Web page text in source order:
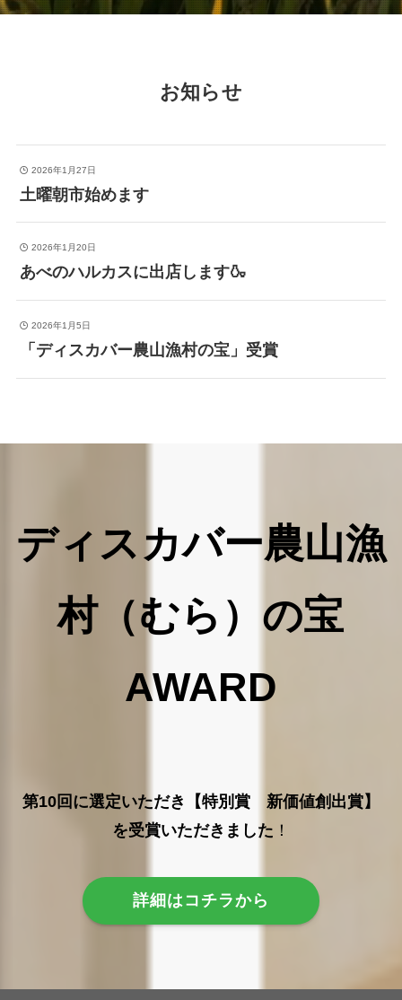
お知らせ
2026年1月27日
土曜朝市始めます
2026年1月20日
あべのハルカスに出店します🍶
2026年1月5日
「ディスカバー農山漁村の宝」受賞
ディスカバー農山漁
村（むら）の宝
AWARD
第10回に選定いただき【特別賞 新価値創出賞】
を受賞いただきました ！
詳細はコチラから